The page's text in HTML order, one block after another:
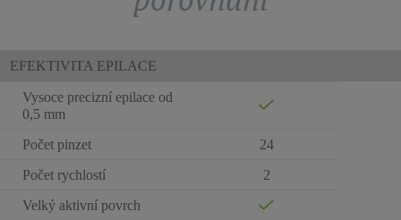
EFEKTIVITA EPILACE
Vysoce precizní epilace od
0,5 mm
Počet pinzet
24
Počet rychlostí
2
Velký aktivní povrch